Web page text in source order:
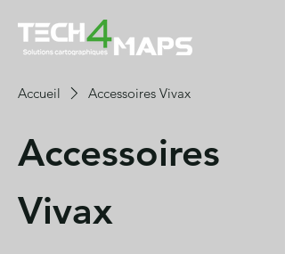
Accueil Accessoires Vivax
Accessoires
Vivax